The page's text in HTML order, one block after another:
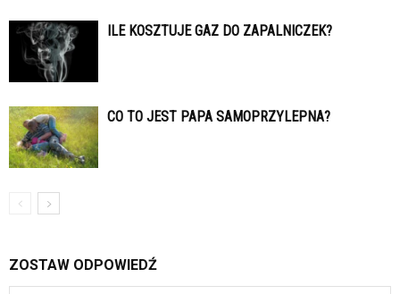
ILE KOSZTUJE GAZ DO ZAPALNICZEK?
CO TO JEST PAPA SAMOPRZYLEPNA?
ZOSTAW ODPOWIEDŹ